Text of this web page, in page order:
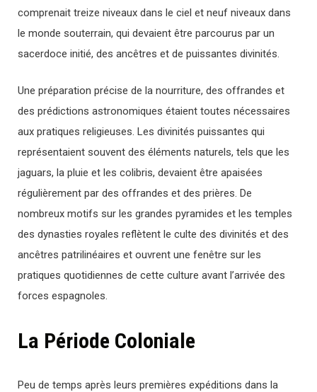
comprenait treize niveaux dans le ciel et neuf niveaux dans
le monde souterrain, qui devaient être parcourus par un
sacerdoce initié, des ancêtres et de puissantes divinités.
Une préparation précise de la nourriture, des offrandes et
des prédictions astronomiques étaient toutes nécessaires
aux pratiques religieuses. Les divinités puissantes qui
représentaient souvent des éléments naturels, tels que les
jaguars, la pluie et les colibris, devaient être apaisées
régulièrement par des offrandes et des prières. De
nombreux motifs sur les grandes pyramides et les temples
des dynasties royales reflètent le culte des divinités et des
ancêtres patrilinéaires et ouvrent une fenêtre sur les
pratiques quotidiennes de cette culture avant l’arrivée des
forces espagnoles.
La Période Coloniale
Peu de temps après leurs premières expéditions dans la